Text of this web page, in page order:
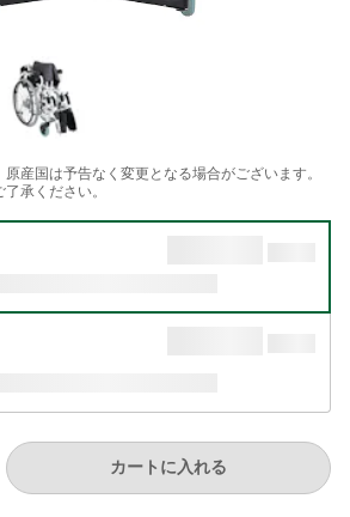
産国は予告なく変更となる場合がございます。
承ください。
カートに入れる